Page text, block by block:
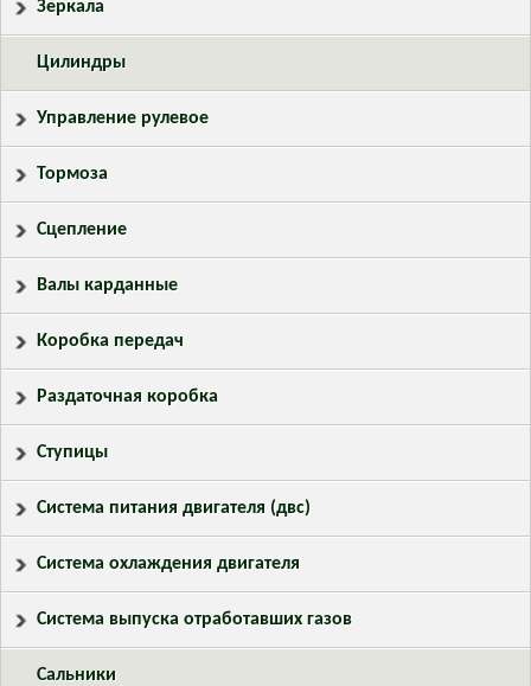
Зеркала
Цилиндры
Управление рулевое
Тормоза
Сцепление
Валы карданные
Коробка передач
Раздаточная коробка
Ступицы
Система питания двигателя (двс)
Система охлаждения двигателя
Система выпуска отработавших газов
Сальники